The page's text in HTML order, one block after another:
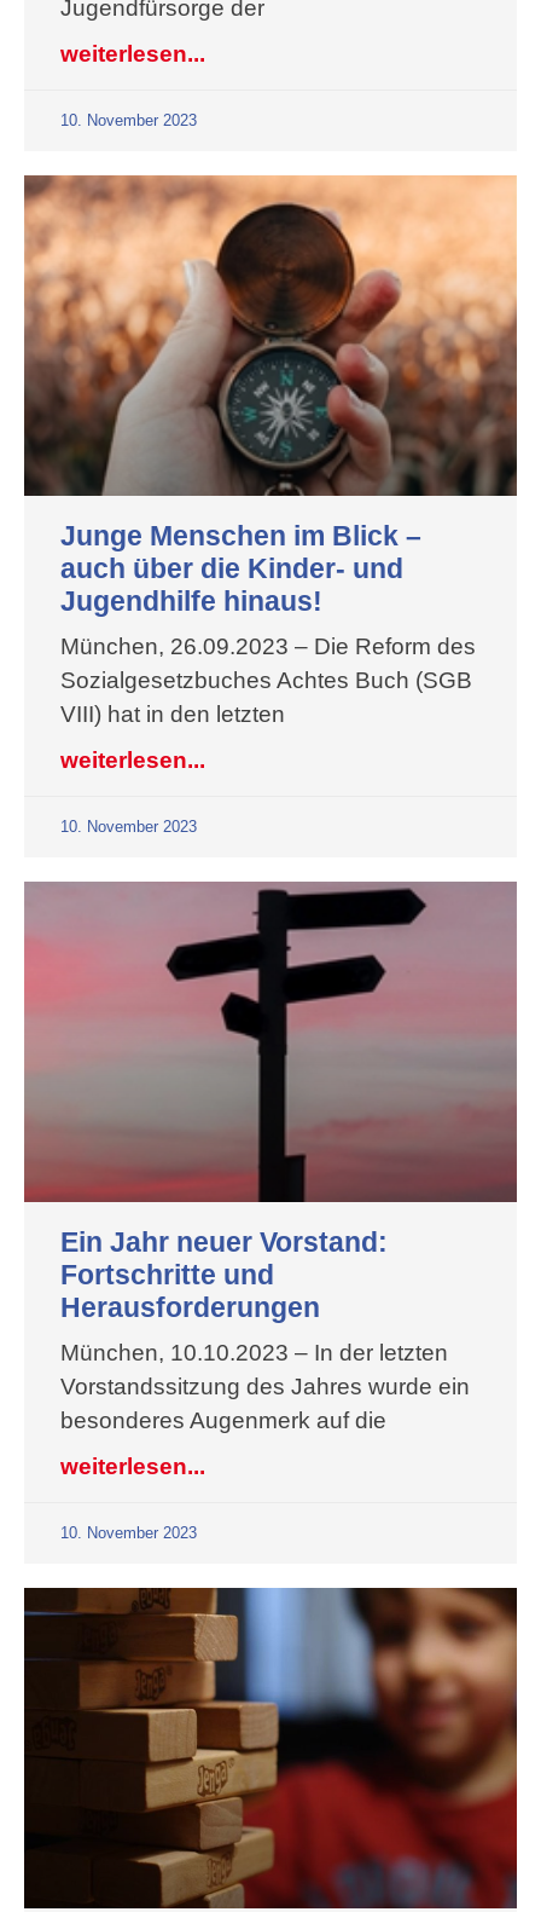
Jugendfürsorge der
weiterlesen...
10. November 2023
Junge Menschen im Blick –
auch über die Kinder- und
Jugendhilfe hinaus!
München, 26.09.2023 – Die Reform des
Sozialgesetzbuches Achtes Buch (SGB
VIII) hat in den letzten
weiterlesen...
10. November 2023
Ein Jahr neuer Vorstand:
Fortschritte und
Herausforderungen
München, 10.10.2023 – In der letzten
Vorstandssitzung des Jahres wurde ein
besonderes Augenmerk auf die
weiterlesen...
10. November 2023